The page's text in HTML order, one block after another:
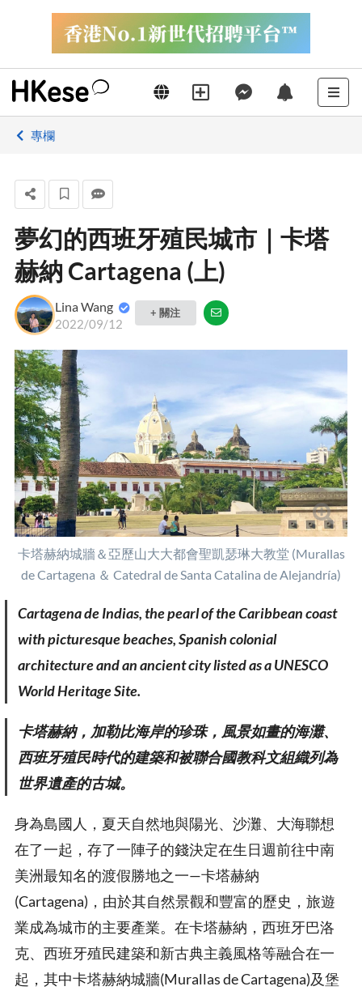
專欄
夢幻的西班牙殖民城市｜卡塔
赫納 Cartagena (上)
Lina Wang
2022/09/12
+ 關注
卡塔赫納城牆＆亞歷山大大都會聖凱瑟琳大教堂 (Murallas
de Cartagena ＆ Catedral de Santa Catalina de Alejandría)
Cartagena de Indias, the pearl of the Caribbean coast
with picturesque beaches, Spanish colonial
architecture and an ancient city listed as a UNESCO
World Heritage Site.
卡塔赫納，加勒比海岸的珍珠，風景如畫的海灘、
西班牙殖民時代的建築和被聯合國教科文組織列為
世界遺產的古城。
身為島國人，夏天自然地與陽光、沙灘、大海聯想
在了一起，存了一陣子的錢決定在生日週前往中南
美洲最知名的渡假勝地之一—卡塔赫納
(Cartagena)，由於其自然景觀和豐富的歷史，旅遊
業成為城市的主要產業。在卡塔赫納，西班牙巴洛
克、西班牙殖民建築和新古典主義風格等融合在一
起，其中卡塔赫納城牆(Murallas de Cartagena)及堡